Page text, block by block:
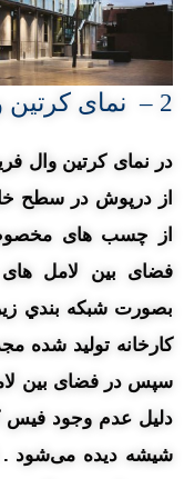
2 – نمای کرتین وال فریم لس ( farmeless ) :
در نمای کرتین وال
از درپوش در سطح
از چسب های مخصوص
فضای بین لامل
بصورت شبکه بندي
کارخانه تولید شده
سپس در فضای بین
دلیل عدم وجود فیس